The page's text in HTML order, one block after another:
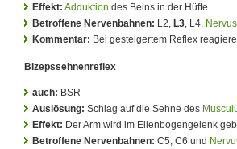
Effekt: Adduktion des Beins in der Hüfte.
Betroffene Nervenbahnen: L2, L3 , L4,
Kommentar: Bei gesteigertem Reflex
Bizepssehnenreflex
auch: BSR
Auslösung: Schlag auf die Sehne des
Effekt: Der Arm wird im Ellenbogengelenk
Betroffene Nervenbahnen: C5, C6 und